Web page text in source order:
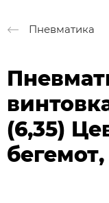
Пневматика
(6,35)